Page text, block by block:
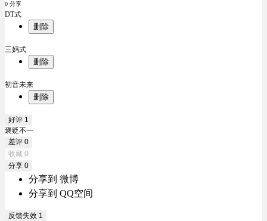
0 分享
DT式
删除
三妈式
删除
初音未来
删除
好评 1
褒贬不一
差评 0
收藏 0
分享 0
分享到 微博
分享到 QQ空间
反馈失效 1